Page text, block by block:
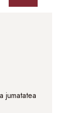
jumatatea